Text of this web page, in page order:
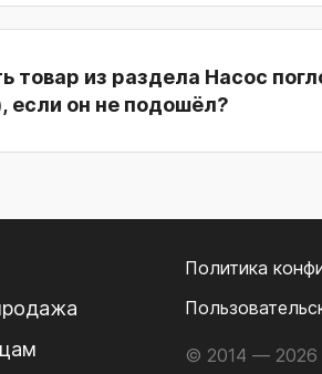
товар из раздела Насос
если он не подошёл?
Политика
© 2014 — 2026